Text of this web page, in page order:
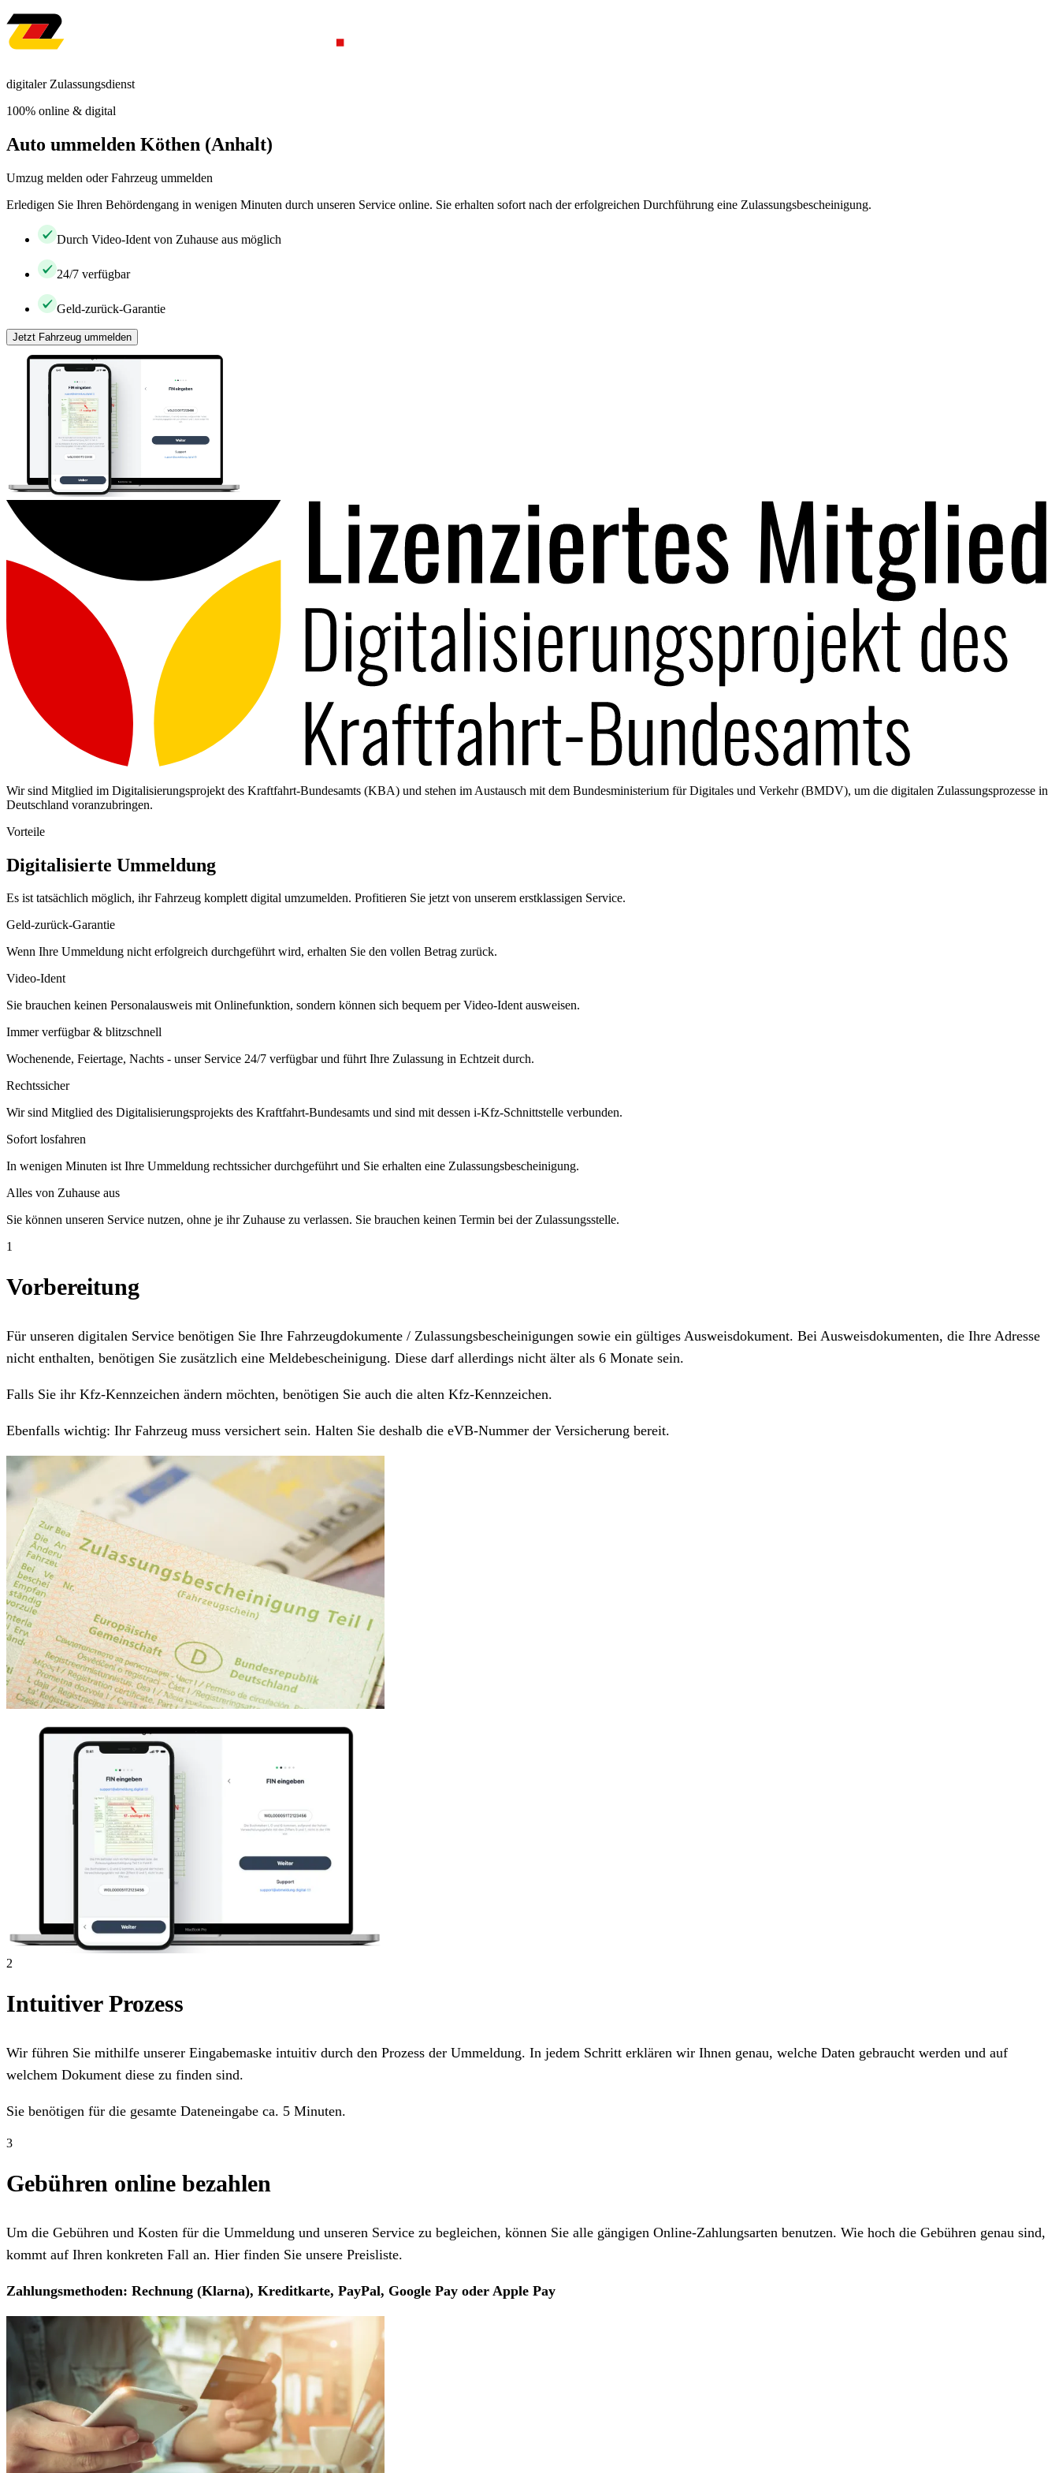
digitaler Zulassungsdienst
100% online & digital
Auto ummelden Köthen (Anhalt)
Umzug melden oder Fahrzeug ummelden
Erledigen Sie Ihren Behördengang in wenigen Minuten durch unseren Service online. Sie erhalten sofort nach der erfolgreichen Durchführung eine Zulassungsbescheinigung.
Durch Video-Ident von Zuhause aus möglich
24/7 verfügbar
Geld-zurück-Garantie
Jetzt Fahrzeug ummelden
Wir sind Mitglied im Digitalisierungsprojekt des Kraftfahrt-Bundesamts (KBA) und stehen im Austausch mit dem Bundesministerium für Digitales und Verkehr (BMDV), um die digitalen Zulassungsprozesse in
Deutschland voranzubringen.
Vorteile
Digitalisierte Ummeldung
Es ist tatsächlich möglich, ihr Fahrzeug komplett digital umzumelden. Profitieren Sie jetzt von unserem erstklassigen Service.
Geld-zurück-Garantie
Wenn Ihre Ummeldung nicht erfolgreich durchgeführt wird, erhalten Sie den vollen Betrag zurück.
Video-Ident
Sie brauchen keinen Personalausweis mit Onlinefunktion, sondern können sich bequem per Video-Ident ausweisen.
Immer verfügbar & blitzschnell
Wochenende, Feiertage, Nachts - unser Service 24/7 verfügbar und führt Ihre Zulassung in Echtzeit durch.
Rechtssicher
Wir sind Mitglied des Digitalisierungsprojekts des Kraftfahrt-Bundesamts und sind mit dessen i-Kfz-Schnittstelle verbunden.
Sofort losfahren
In wenigen Minuten ist Ihre Ummeldung rechtssicher durchgeführt und Sie erhalten eine Zulassungsbescheinigung.
Alles von Zuhause aus
Sie können unseren Service nutzen, ohne je ihr Zuhause zu verlassen. Sie brauchen keinen Termin bei der Zulassungsstelle.
1
Vorbereitung
Für unseren digitalen Service benötigen Sie Ihre Fahrzeugdokumente / Zulassungsbescheinigungen sowie ein gültiges Ausweisdokument. Bei Ausweisdokumenten, die Ihre Adresse
nicht enthalten, benötigen Sie zusätzlich eine Meldebescheinigung. Diese darf allerdings nicht älter als 6 Monate sein.
Falls Sie ihr Kfz-Kennzeichen ändern möchten, benötigen Sie auch die alten Kfz-Kennzeichen.
Ebenfalls wichtig: Ihr Fahrzeug muss versichert sein. Halten Sie deshalb die eVB-Nummer der Versicherung bereit.
2
Intuitiver Prozess
Wir führen Sie mithilfe unserer Eingabemaske intuitiv durch den Prozess der Ummeldung. In jedem Schritt erklären wir Ihnen genau, welche Daten gebraucht werden und auf
welchem Dokument diese zu finden sind.
Sie benötigen für die gesamte Dateneingabe ca. 5 Minuten.
3
Gebühren online bezahlen
Um die Gebühren und Kosten für die Ummeldung und unseren Service zu begleichen, können Sie alle gängigen Online-Zahlungsarten benutzen. Wie hoch die Gebühren genau sind,
kommt auf Ihren konkreten Fall an. Hier finden Sie unsere Preisliste.
Zahlungsmethoden: Rechnung (Klarna), Kreditkarte, PayPal, Google Pay oder Apple Pay